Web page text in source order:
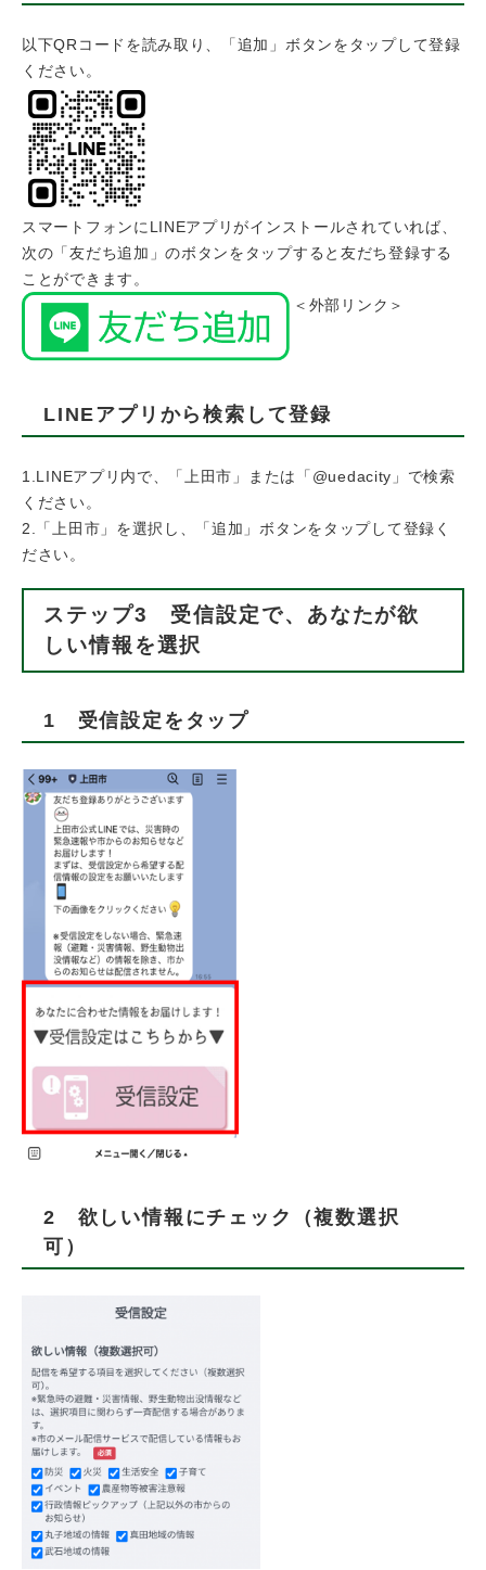
以下QRコードを読み取り、「追加」ボタンをタップして登録
ください。
スマートフォンにLINEアプリがインストールされていれば、
次の「友だち追加」のボタンをタップすると友だち登録する
ことができます。
＜外部リンク＞
LINEアプリから検索して登録
1.​LINEアプリ内で、「上田市」または「@uedacity」で検索
ください。
2.「上田市」を選択し、「追加」ボタンをタップして登録く
ださい。​
ステップ3 受信設定で、あなたが欲
しい情報を選択
1 受信設定をタップ​
​2 欲しい情報にチェック（複数選択
可）